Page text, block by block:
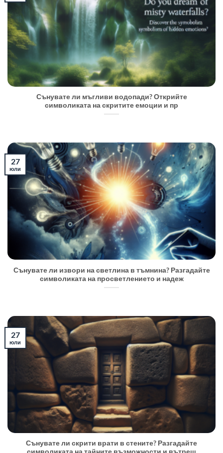
Сънувате ли мъгливи водопади? Открийте
символиката на скритите емоции и пр
Сънувате ли извори на светлина в тъмнина? Разгадайте
символиката на просветлението и надеж
27
юли
Сънувате ли скрити врати в стените? Разгадайте
27
юли